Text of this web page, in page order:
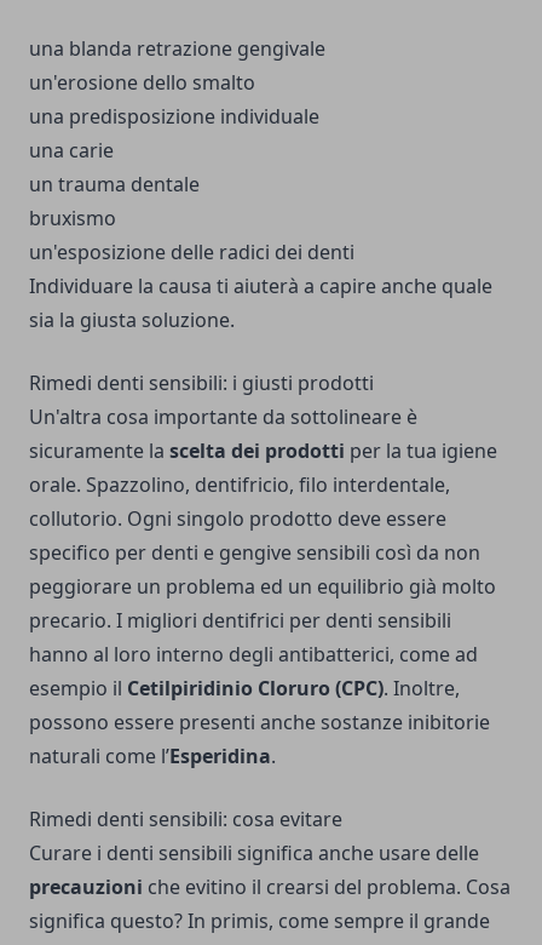
una blanda retrazione gengivale
un'erosione dello smalto
una predisposizione individuale
una carie
un trauma dentale
bruxismo
un'esposizione delle radici dei denti
Individuare la causa ti aiuterà a capire anche quale
sia la giusta soluzione.
Rimedi denti sensibili: i giusti prodotti
Un'altra cosa importante da sottolineare è
sicuramente la scelta dei prodotti per la tua igiene
orale. Spazzolino, dentifricio, filo interdentale,
collutorio. Ogni singolo prodotto deve essere
specifico per denti e gengive sensibili così da non
peggiorare un problema ed un equilibrio già molto
precario. I migliori dentifrici per denti sensibili
hanno al loro interno degli antibatterici, come ad
esempio il Cetilpiridinio Cloruro (CPC). Inoltre,
possono essere presenti anche sostanze inibitorie
naturali come l’Esperidina.
Rimedi denti sensibili: cosa evitare
Curare i denti sensibili significa anche usare delle
precauzioni che evitino il crearsi del problema. Cosa
significa questo?In primis, come sempre il grande